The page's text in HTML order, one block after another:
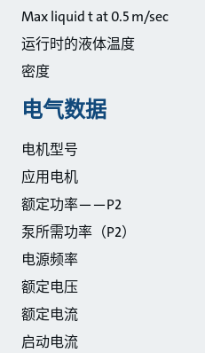
Max liquid t at 0.5 m/sec
运行时的液体温度
密度
电气数据
电机型号
应用电机
额定功率——P2
泵所需功率（P2）
电源频率
额定电压
额定电流
启动电流